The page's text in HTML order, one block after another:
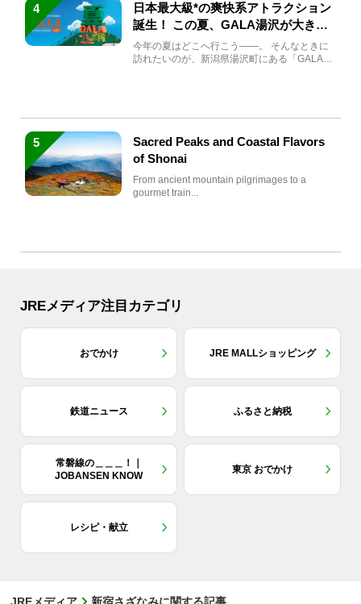
4
日本最大級*の爽快系アトラクション
誕生！ この夏、GALA湯沢が大きく
生まれ変わる
今年の夏はどこへ行こう――。 そんなときに
訪れたいのが、新潟県湯沢町にある「GALA湯
5
Sacred Peaks and Coastal Flavors
of Shonai
From ancient mountain pilgrimages to a
gourmet train...
JREメディア注目カテゴリ
おでかけ JRE MALLショッピング
鉄道ニュース ふるさと納税
常磐線の＿＿＿！｜
JOBANSEN KNOW
東京 おでかけ
レシピ・献立